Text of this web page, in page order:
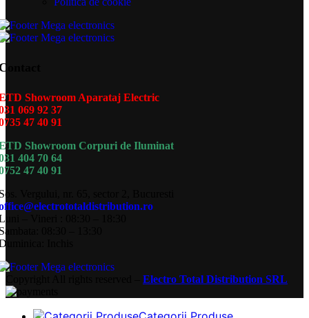
Showroom Aparataj Electric
069 92 37
47 40 91
Showroom Corpuri de Iluminat
404 70 64
47 40 91
Vergului, nr. 65, sector 2, Bucuresti
– Vineri : 08:30 – 18:30
08:30 – 13:30
Inchis
Electro Total Distribution SRL